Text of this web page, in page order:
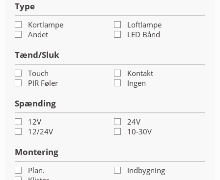
FORSIDE
NYHEDER
PROFIL
KATALOGER
RMA
HANDELSBETINGELSER
PERSONDATAPOLITIK
Type
Kortlampe
Loftlampe
Andet
LED Bånd
Tænd/Sluk
Touch
Kontakt
PIR Føler
Ingen
Spænding
12V
24V
12/24V
10-30V
Montering
Plan.
Indbygning